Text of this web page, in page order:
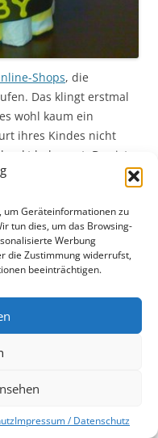
um Geräteinformationen zu
tun dies, um das Browsing-
Werbung
die Zustimmung widerrufst,
beeinträchtigen.
Impressum / Datenschutz
Shops, die
Das klingt erstmal
wohl kaum ein
ihres Kindes nicht
bekommt. Das ist
praktisch ist, und von
zu Gute kommt.
Gutscheine
Im besten
einfach selbst. Ich
eine Bauanleitung
kostet nicht die Welt,
Geschenk